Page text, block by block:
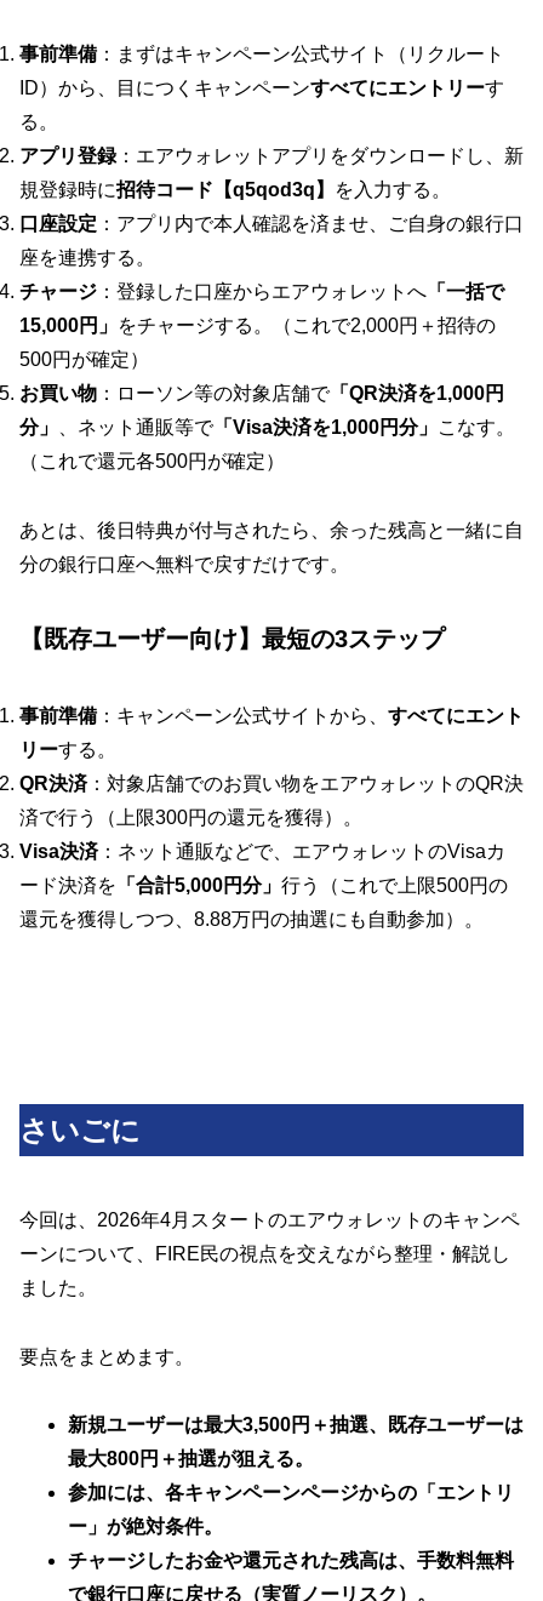
事前準備 ：まずはキャンペーン公式サイト（リクルート
ID）から、目につくキャンペーンすべてにエントリーす
る。
アプリ登録：エアウォレットアプリをダウンロードし、新
規登録時に招待コード【q5qod3q 】
を入力する。
口座設定 ：アプリ内で本人確認を済ませ、ご自身の銀行口
座を連携する。
チャージ ：登録した口座からエアウォレットへ 「一括で
15,000円」 をチャージする。（これで2,000円＋招待の
500円が確定）
お買い物 ：ローソン等の対象店舗で「QR決済を1,000円
分」
、ネット通販等で「Visa決済を1,000円分」 こなす。
（これで還元各500円が確定）
あとは、後日特典が付与されたら、余った残高と一緒に自
分の銀行口座へ無料で戻すだけです。
【既存ユーザー向け】最短の3ステップ
事前準備 ：キャンペーン公式サイトから、 すべてにエント
リーする。
QR決済：対象店舗でのお買い物をエアウォレットのQR決
済で行う（上限300円の還元を獲得）。
Visa決済：ネット通販などで、エアウォレットのVisaカ
ード決済を 「合計5,000円分」 行う（これで上限500円の
還元を獲得しつつ、8.88万円の抽選にも自動参加）。
さいごに
今回は、2026年4月スタートのエアウォレットのキャンペ
ーンについて、FIRE民の視点を交えながら整理・解説し
ました。
要点をまとめます。
新規ユーザーは最大3,500円＋抽選、既存ユーザーは
最大800円＋抽選が狙える。
参加には、各キャンペーンページからの「エントリ
ー」が絶対条件。
チャージしたお金や還元された残高は、手数料無料
で銀行口座に戻せる（実質ノーリスク）。